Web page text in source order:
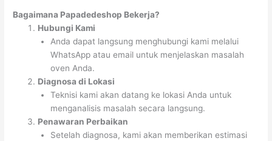
Bagaimana Papadedeshop Bekerja?
Hubungi Kami
Anda dapat langsung menghubungi kami melalui
WhatsApp atau email untuk menjelaskan masalah
oven Anda.
Diagnosa di Lokasi
Teknisi kami akan datang ke lokasi Anda untuk
menganalisis masalah secara langsung.
Penawaran Perbaikan
Setelah diagnosa, kami akan memberikan estimasi